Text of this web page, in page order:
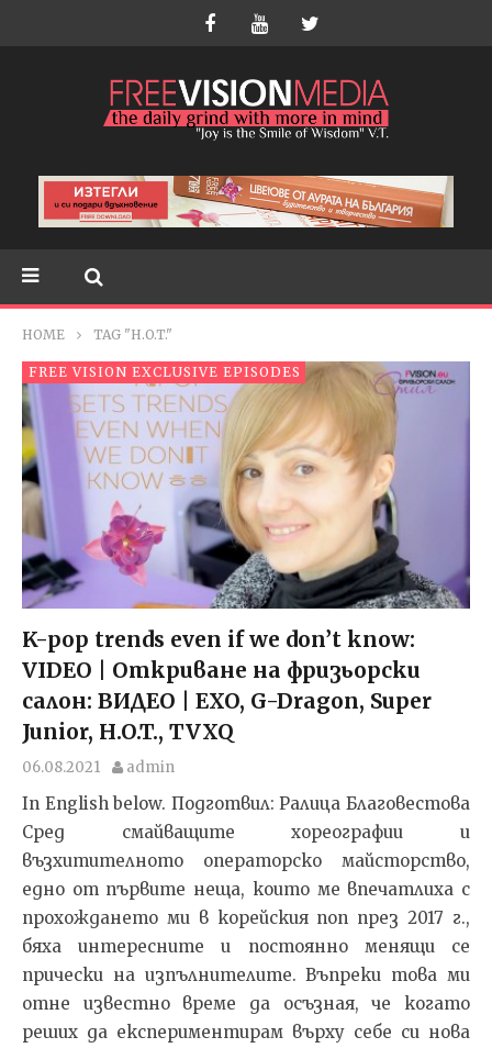
HOME TAG "H.O.T."
FREE VISION EXCLUSIVE EPISODES
K-pop trends even if we don’t know:
VIDEO | Откриване на фризьорски
салон: ВИДЕО | EXO, G-Dragon, Super
Junior, H.O.T., TVXQ
06.08.2021 admin
In English below. Подготвил: Ралица Благовестова
Сред смайващите хореографии и
възхитителното операторско майсторство,
едно от първите неща, които ме впечатлиха с
прохождането ми в корейския поп през 2017 г.,
бяха интересните и постоянно менящи се
прически на изпълнителите. Въпреки това ми
отне известно време да осъзная, че когато
реших да експериментирам върху себе си нова